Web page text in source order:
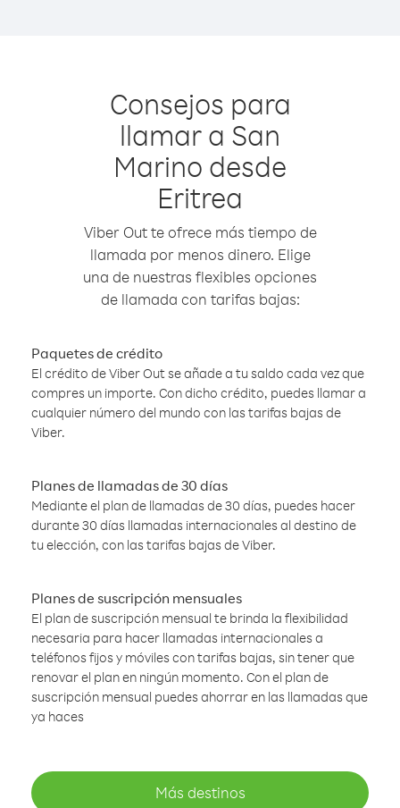
Consejos para
llamar a San
Marino desde
Eritrea
Viber Out te ofrece más tiempo de
llamada por menos dinero. Elige
una de nuestras flexibles opciones
de llamada con tarifas bajas:
Paquetes de crédito
El crédito de Viber Out se añade a tu saldo cada vez que
compres un importe. Con dicho crédito, puedes llamar a
cualquier número del mundo con las tarifas bajas de
Viber.
Planes de llamadas de 30 días
Mediante el plan de llamadas de 30 días, puedes hacer
durante 30 días llamadas internacionales al destino de
tu elección, con las tarifas bajas de Viber.
Planes de suscripción mensuales
El plan de suscripción mensual te brinda la flexibilidad
necesaria para hacer llamadas internacionales a
teléfonos fijos y móviles con tarifas bajas, sin tener que
renovar el plan en ningún momento. Con el plan de
suscripción mensual puedes ahorrar en las llamadas que
ya haces
Más destinos